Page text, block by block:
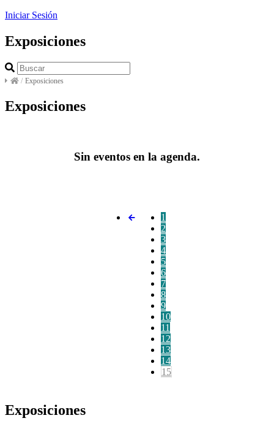
Iniciar Sesión
Exposiciones
/ Exposiciones
Exposiciones
Sin eventos en la agenda.
1
2
3
4
5
6
7
8
9
10
11
12
13
14
15
Exposiciones